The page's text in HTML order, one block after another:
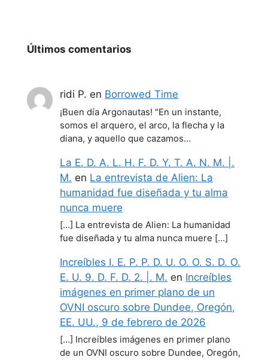
Últimos comentarios
ridi P. en Borrowed Time
¡Buen día Argonautas! "En un instante,
somos el arquero, el arco, la flecha y la
diana, y aquello que cazamos…
La E. D. A. L. H. F. D. Y. T. A. N. M. |.
M. en La entrevista de Alien: La
humanidad fue diseñada y tu alma
nunca muere
[…] La entrevista de Alien: La humanidad
fue diseñada y tu alma nunca muere […]
Increíbles I. E. P. P. D. U. O. O. S. D. O.
E. U. 9. D. F. D. 2. |. M. en Increíbles
imágenes en primer plano de un
OVNI oscuro sobre Dundee, Oregón,
EE. UU., 9 de febrero de 2026
[…] Increíbles imágenes en primer plano
de un OVNI oscuro sobre Dundee, Oregón,